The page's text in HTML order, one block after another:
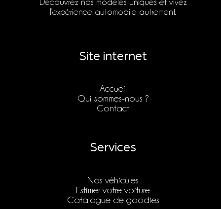
l’expérience automobile autrement.
Site internet
Accueil
Qui sommes-nous ?
Contact
Services
Nos véhicules
Estimer votre voiture
Catalogue de goodies